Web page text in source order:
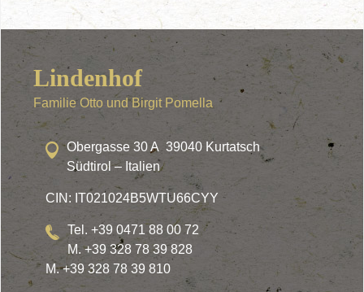
Lindenhof
Familie Otto und Birgit Pomella
Obergasse 30 A 39040 Kurtatsch
Südtirol – Italien
CIN: IT021024B5WTU66CYY
Tel. +39 0471 88 00 72
M. +39 328 78 39 828
M. +39 328 78 39 810